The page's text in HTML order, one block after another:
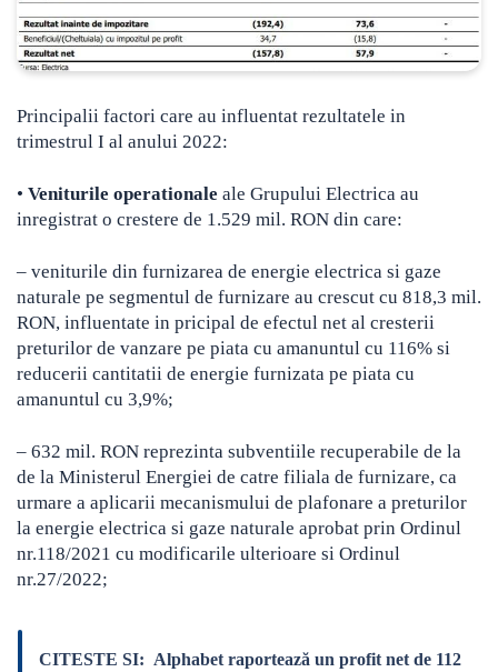
Principalii factori care au influentat rezultatele in
trimestrul I al anului 2022:
• Veniturile operationale ale Grupului Electrica au
inregistrat o crestere de 1.529 mil. RON din care:
– veniturile din furnizarea de energie electrica si gaze
naturale pe segmentul de furnizare au crescut cu 818,3 mil.
RON, influentate in pricipal de efectul net al cresterii
preturilor de vanzare pe piata cu amanuntul cu 116% si
reducerii cantitatii de energie furnizata pe piata cu
amanuntul cu 3,9%;
– 632 mil. RON reprezinta subventiile recuperabile de la
de la Ministerul Energiei de catre filiala de furnizare, ca
urmare a aplicarii mecanismului de plafonare a preturilor
la energie electrica si gaze naturale aprobat prin Ordinul
nr.118/2021 cu modificarile ulterioare si Ordinul
nr.27/2022;
CITESTE SI: Alphabet raportează un profit net de 112